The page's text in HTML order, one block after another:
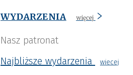
motoryzacyjnych.
WYDARZENIA więcej
Nasz patronat
Najbliższe wydarzenia
wiecej